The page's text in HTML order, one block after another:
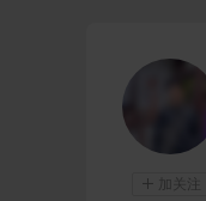
 加关注